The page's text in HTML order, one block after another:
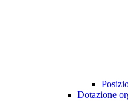
Dotazione